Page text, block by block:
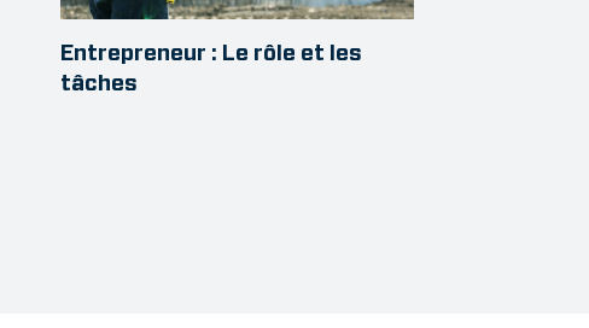
Entrepreneur : Le rôle et les
tâches